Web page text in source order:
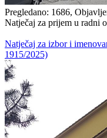
Pregledano: 1686,
Natječaj za prijem u radni
Natječaj za izbor i
1915/2025)